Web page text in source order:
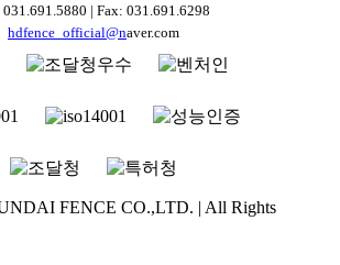
031.691.5880 | Fax: 031.691.6298
hdfence_official@naver.com
FENCE CO.,LTD. | All Rights